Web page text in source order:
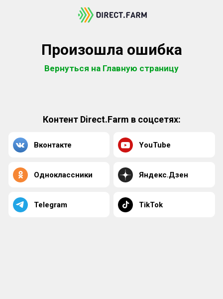
Произошла ошибка
Вернуться на Главную страницу
Контент Direct.Farm в соцсетях:
Вконтакте YouTube
Одноклассники Яндекс.Дзен
Telegram TikTok